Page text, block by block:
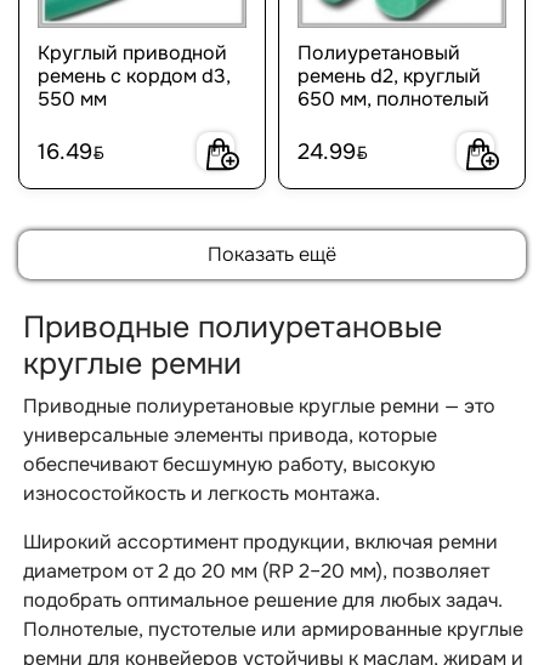
Круглый приводной
ремень с кордом d3,
550 мм
16.49BYN
Полиуретановый
ремень d2, круглый
650 мм, полнотелый
24.99BYN
Показать ещё
Приводные полиуретановые
круглые ремни
Приводные полиуретановые круглые ремни — это
универсальные элементы привода, которые
обеспечивают бесшумную работу, высокую
износостойкость и легкость монтажа.
Широкий ассортимент продукции, включая ремни
диаметром от 2 до 20 мм (RP 2–20 мм), позволяет
подобрать оптимальное решение для любых задач.
Полнотелые, пустотелые или армированные круглые
ремни для конвейеров устойчивы к маслам, жирам и